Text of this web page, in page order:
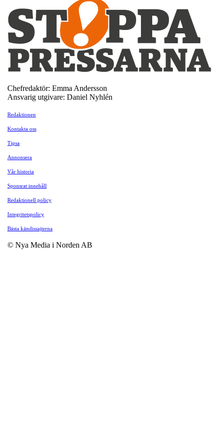
Chefredaktör: Emma Andersson
Ansvarig utgivare: Daniel Nyhlén
Redaktionen
Kontakta oss
Tipsa
Annonsera
Vår historia
Sponsrat innehåll
Redaktionell policy
Integritetspolicy
Bästa kändissajterna
© Nya Media i Norden AB